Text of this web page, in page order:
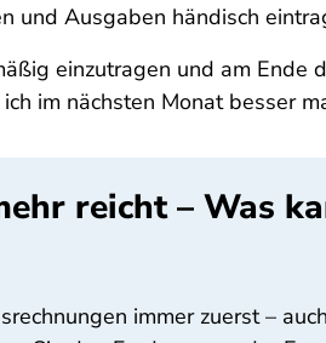
und Ausgaben händisch
einzutragen und am
im nächsten Monat besser
reicht – Was
immer zuerst –